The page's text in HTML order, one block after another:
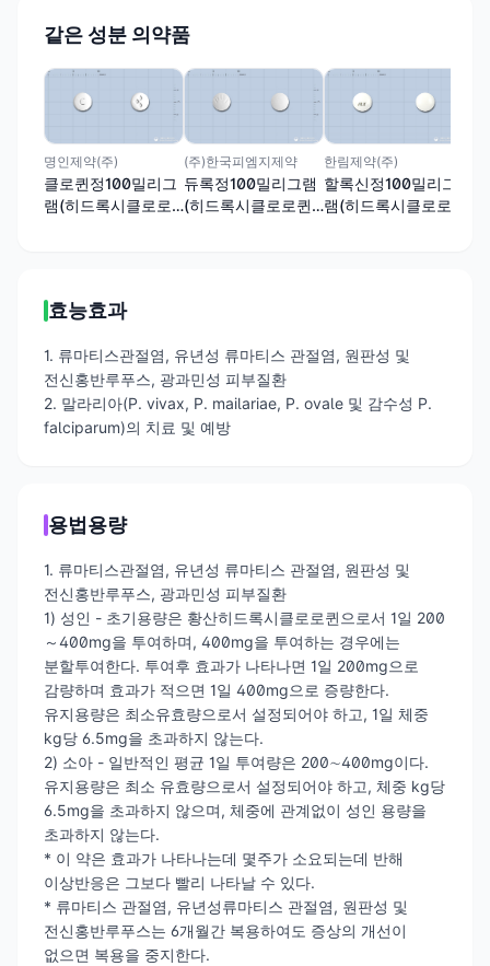
같은 성분 의약품
명인제약(주)
클로퀸정100밀리그
램(히드록시클로로
(주)한국피엠지제약
듀록정100밀리그램
(히드록시클로로퀸
한림제약(주)
할록신정100밀리그
램(히드록시클로로
효능효과
1. 류마티스관절염, 유년성 류마티스 관절염, 원판성 및
전신홍반루푸스, 광과민성 피부질환
2. 말라리아(P. vivax, P. mailariae, P. ovale 및 감수성 P.
falciparum)의 치료 및 예방
용법용량
1. 류마티스관절염, 유년성 류마티스 관절염, 원판성 및
전신홍반루푸스, 광과민성 피부질환
1) 성인 - 초기용량은 황산히드록시클로로퀸으로서 1일 200
～400mg을 투여하며, 400mg을 투여하는 경우에는
분할투여한다. 투여후 효과가 나타나면 1일 200mg으로
감량하며 효과가 적으면 1일 400mg으로 증량한다.
유지용량은 최소유효량으로서 설정되어야 하고, 1일 체중
kg당 6.5mg을 초과하지 않는다.
2) 소아 - 일반적인 평균 1일 투여량은 200∼400mg이다.
유지용량은 최소 유효량으로서 설정되어야 하고, 체중 kg당
6.5mg을 초과하지 않으며, 체중에 관계없이 성인 용량을
초과하지 않는다.
* 이 약은 효과가 나타나는데 몇주가 소요되는데 반해
이상반응은 그보다 빨리 나타날 수 있다.
* 류마티스 관절염, 유년성류마티스 관절염, 원판성 및
전신홍반루푸스는 6개월간 복용하여도 증상의 개선이
없으면 복용을 중지한다.